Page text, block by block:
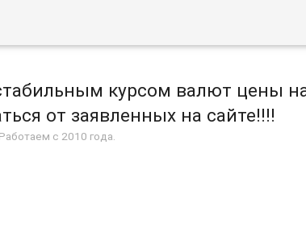
курсом валют цены
от заявленных на сайте!!!!
с 2010 года.